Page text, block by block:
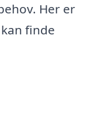
Her er
finde